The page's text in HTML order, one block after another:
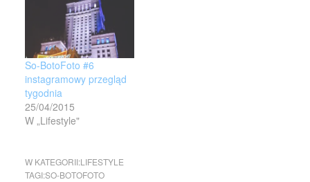
So-BotoFoto #6
instagramowy przegląd
tygodnia
25/04/2015
W „Lifestyle"
W KATEGORII:LIFESTYLE
TAGI:SO-BOTOFOTO